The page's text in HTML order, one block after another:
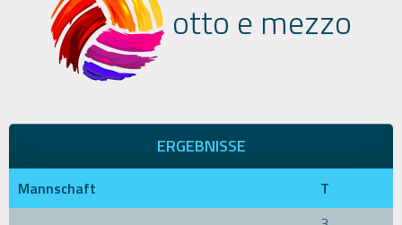
otto e mezzo
ERGEBNISSE
Mannschaft
T